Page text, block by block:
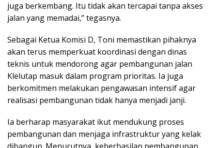
juga berkembang. Itu tidak akan tercapai tanpa akses
jalan yang memadai,” tegasnya.
Sebagai Ketua Komisi D, Toni memastikan pihaknya
akan terus memperkuat koordinasi dengan dinas
teknis untuk mendorong agar pembangunan jalan
Klelutap masuk dalam program prioritas. Ia juga
berkomitmen melakukan pengawasan intensif agar
realisasi pembangunan tidak hanya menjadi janji.
Ia berharap masyarakat ikut mendukung proses
pembangunan dan menjaga infrastruktur yang kelak